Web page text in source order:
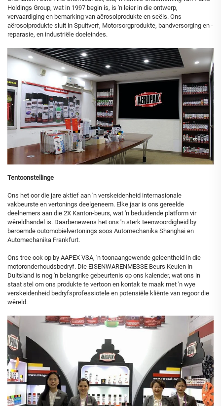
Holdings Group, wat in 1997 begin is, is 'n leier in die ontwerp,
vervaardiging en bemarking van aërosolprodukte en seëls. Ons
aërosolprodukte sluit in Spuitverf, Motorsorgprodukte, bandversorging en -
reparasie, en industriële doeleindes.
Tentoonstellinge
Ons het oor die jare aktief aan 'n verskeidenheid internasionale
vakbeurste en vertonings deelgeneem. Elke jaar is ons gereelde
deelnemers aan die 2X Kanton-beurs, wat 'n beduidende platform vir
wêreldhandel is. Daarbenewens het ons 'n sterk teenwoordigheid by
beroemde outomobielvertonings soos Automechanika Shanghai en
Automechanika Frankfurt.
Ons tree ook op by AAPEX VSA, 'n toonaangewende geleentheid in die
motoronderhoudsbedryf. Die EISENWARENMESSE Beurs Keulen in
Duitsland is nog 'n belangrike gebeurtenis op ons kalender, wat ons in
staat stel om ons produkte te vertoon en kontak te maak met 'n wye
verskeidenheid bedryfsprofessiotele en potensiële kliënte van regoor die
wêreld.